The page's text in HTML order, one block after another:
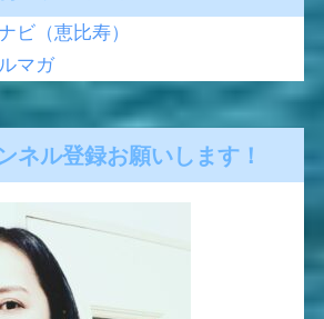
ビ（恵比寿）
マガ
ネル登録お願いします！